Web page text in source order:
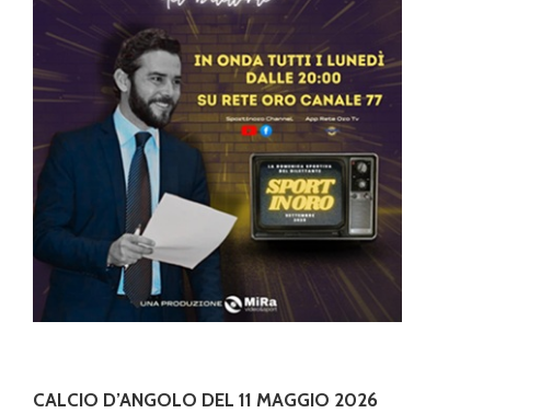
CALCIO D’ANGOLO DEL 11 MAGGIO 2026